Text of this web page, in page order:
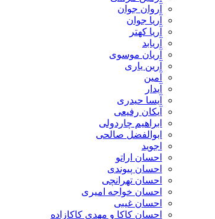
آروان جوان
آریا جوان
آریا کهتر
آریابد
آریان موسوی
آرین یاری
آمین
آیدار
آیسا حیدری
آیکان رفیعی
ابراهیم چاردولی
ابوالفضل صالحی
اجوید
احسان اراتو
احسان پیوندی
احسان تهرانچی
احسان خواجه امیری
احسان غیبی
احسان کاکا و مهدی کاکازاده